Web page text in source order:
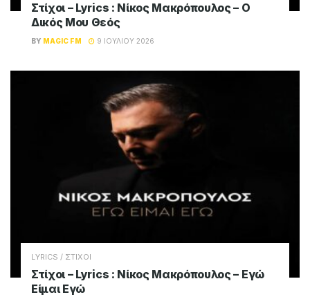
Στίχοι – Lyrics : Νίκος Μακρόπουλος – Ο
Δικός Μου Θεός
BY MAGIC FM 9 ΙΟΥΛΊΟΥ 2026
LYRICS / ΣΤΙΧΟΙ
Στίχοι – Lyrics : Νίκος Μακρόπουλος – Εγώ
Είμαι Εγώ